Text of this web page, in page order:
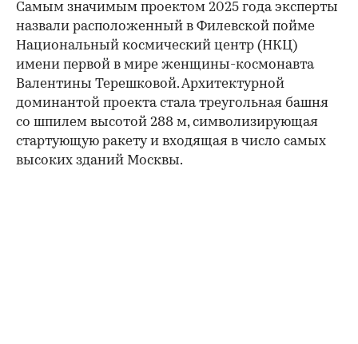
00:00 / 00:00
Самым значимым проектом 2025 года эксперты
назвали расположенный в Филевской пойме
Национальный космический центр (НКЦ)
имени первой в мире женщины-космонавта
Валентины Терешковой. Архитектурной
доминантой проекта стала треугольная башня
со шпилем высотой 288 м, символизирующая
стартующую ракету и входящая в число самых
высоких зданий Москвы.